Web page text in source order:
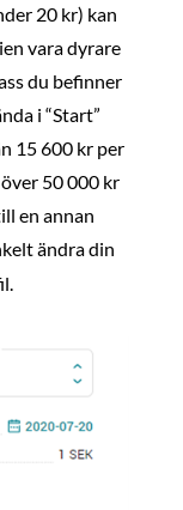
20 kr) kan
vara dyrare
du befinner
i “Start”
15 600 kr per
50 000 kr
en annan
ändra din